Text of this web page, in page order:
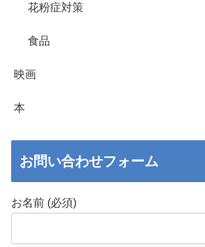
花粉症対策
食品
映画
本
お問い合わせフォーム
お名前 (必須)